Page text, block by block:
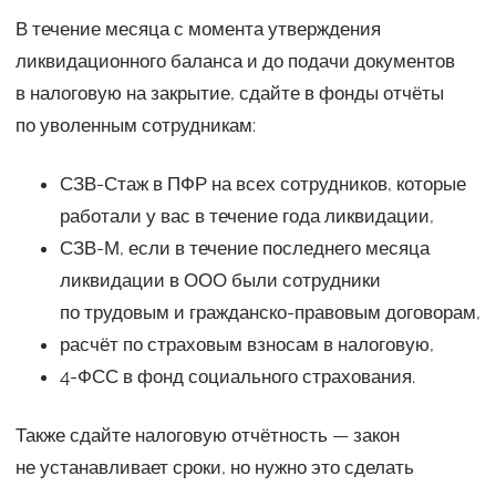
В течение месяца с момента утверждения
ликвидационного баланса и до подачи документов
в налоговую на закрытие, сдайте в фонды отчёты
по уволенным сотрудникам:
СЗВ-Стаж в ПФР на всех сотрудников, которые
работали у вас в течение года ликвидации,
СЗВ-М, если в течение последнего месяца
ликвидации в ООО были сотрудники
по трудовым и гражданско-правовым договорам,
расчёт по страховым взносам в налоговую,
4-ФСС в фонд социального страхования.
Также сдайте налоговую отчётность — закон
не устанавливает сроки, но нужно это сделать